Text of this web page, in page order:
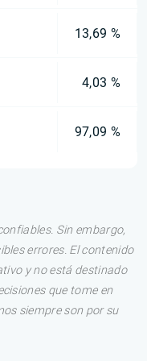
13,69 %
4,03 %
97,09 %
Sin embargo,
errores. El contenido
y no está destinado
que tome en
siempre son por su